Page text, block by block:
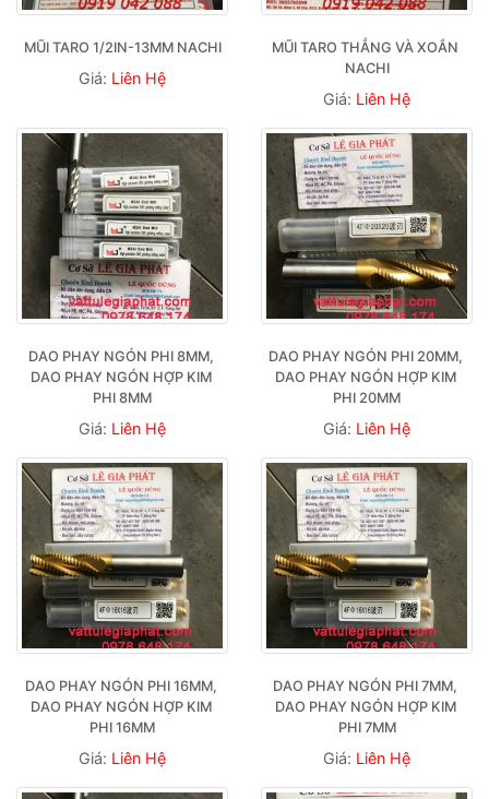
MŨI TARO 1/2IN-13MM NACHI
Giá: Liên Hệ
MŨI TARO THẲNG VÀ XOẮN
NACHI
Giá: Liên Hệ
DAO PHAY NGÓN PHI 8MM,
DAO PHAY NGÓN HỢP KIM
PHI 8MM
Giá: Liên Hệ
DAO PHAY NGÓN PHI 20MM,
DAO PHAY NGÓN HỢP KIM
PHI 20MM
Giá: Liên Hệ
DAO PHAY NGÓN PHI 16MM,
DAO PHAY NGÓN HỢP KIM
PHI 16MM
Giá: Liên Hệ
DAO PHAY NGÓN PHI 7MM,
DAO PHAY NGÓN HỢP KIM
PHI 7MM
Giá: Liên Hệ